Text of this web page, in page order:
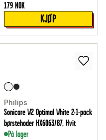
179 NOK
KJØP
Philips
Sonicare W2 Optimal White 2+1-pack
børstehoder HX6063/87, Hvit
På lager